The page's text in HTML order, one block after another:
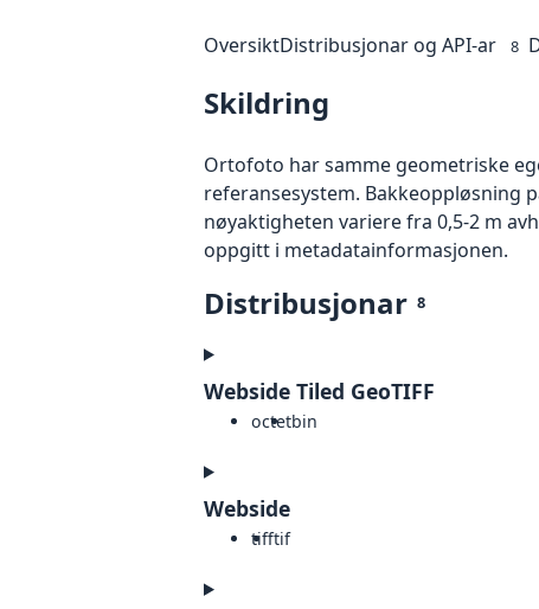
OversiktDistribusjonar og API-ar 8
Skildring
Ortofoto har samme geometriske
referansesystem. Bakkeoppløsning
nøyaktigheten variere fra 0,5-2 m
oppgitt i metadatainformasjonen.
Distribusjonar 8
Webside Tiled GeoTIFF
octetbin
Webside
tifftif